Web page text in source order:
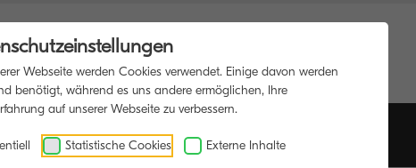
SOFTWARE BLOG
Webseite werden Cookies verwendet. Einige davon werden
benötigt, während es uns andere ermöglichen, Ihre
auf unserer Webseite zu verbessern.
Statistische Cookies Externe Inhalte